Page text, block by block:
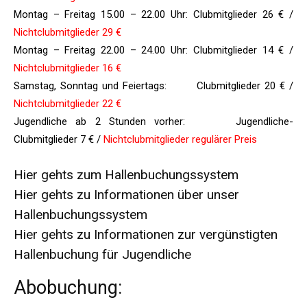
Montag – Freitag 15.00 – 22.00 Uhr: Clubmitglieder 26 € /
Nichtclubmitglieder 29 €
Montag – Freitag 22.00 – 24.00 Uhr: Clubmitglieder 14 € /
Nichtclubmitglieder 16 €
Samstag, Sonntag und Feiertags: Clubmitglieder 20 € /
Nichtclubmitglieder 22 €
Jugendliche ab 2 Stunden vorher: Jugendliche-
Clubmitglieder 7 € / Nichtclubmitglieder regulärer Preis
Hier gehts zum Hallenbuchungssystem
Hier gehts zu Informationen über unser
Hallenbuchungssystem
Hier gehts zu Informationen zur vergünstigten
Hallenbuchung für Jugendliche
Abobuchung: